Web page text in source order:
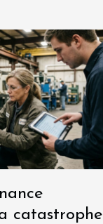
catastrophe